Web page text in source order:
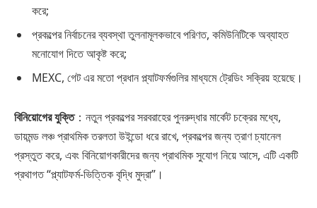
করে;
প্রকল্পের নির্বাচনের ব্যবস্থা তুলনামূলকভাবে পরিণত, কমিউনিটিকে অব্যাহত
মনোযোগ দিতে আকৃষ্ট করে;
MEXC, গেট এর মতো প্রধান প্ল্যাটফর্মগুলির মাধ্যমে ট্রেডিং সক্রিয় হয়েছে।
বিনিয়োগের যুক্তি：নতুন প্রকল্পের সরবরাহের পুনরুদ্ধার মার্কেট চক্রের মধ্যে,
ডায়মন্ড লঞ্চ প্রাথমিক তরলতা উইন্ডো ধরে রাখে, প্রকল্পের জন্য ত্রাণ চ্যানেল
প্রস্তুত করে, এবং বিনিয়োগকারীদের জন্য প্রাথমিক সুযোগ নিয়ে আসে, এটি একটি
প্রথাগত “প্ল্যাটফর্ম-ভিত্তিক বৃদ্ধি মুদ্রা”।